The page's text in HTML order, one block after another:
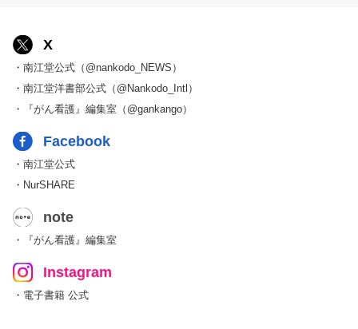
X
・南江堂公式（@nankodo_NEWS）
・南江堂洋書部公式（@Nankodo_Intl）
・『がん看護』編集室（@gankango）
Facebook
・南江堂公式
・NurSHARE
note
・『がん看護』編集室
Instagram
・電子書籍 公式